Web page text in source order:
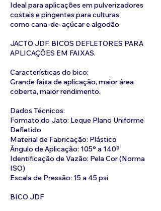
Ideal para aplicações em pulverizadores
costais e pingentes para culturas
como cana-de-açúcar e algodão
JACTO JDF. BICOS DEFLETORES PARA
APLICAÇÕES EM FAIXAS.
Características do bico:
Grande faixa de aplicação, maior área
coberta, maior rendimento.
Dados Técnicos:
Formato do Jato: Leque Plano Uniforme
Defletido
Material de Fabricação: Plástico
Ângulo de Aplicação: 105° a 140º
Identificação de Vazão: Pela Cor (Norma
ISO)
Escala de Pressão: 15 a 45 psi
BICO JDF